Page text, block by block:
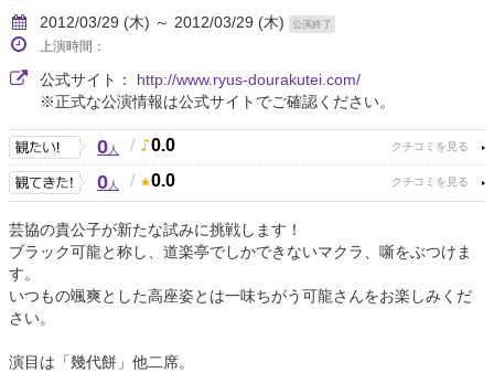
2012/03/29 (木) ～ 2012/03/29 (木)
公演終了
上演時間：
公式サイト： http://www.ryus-dourakutei.com/
※正式な公演情報は公式サイトでご確認ください。
0人 / 0.0
0人 / 0.0
芸協の貴公子が新たな試みに挑戦します！
ブラック可龍と称し、道楽亭でしかできないマクラ、噺をぶつけま
す。
いつもの颯爽とした高座姿とは一味ちがう可龍さんをお楽しみくだ
さい。
演目は「幾代餅」他二席。